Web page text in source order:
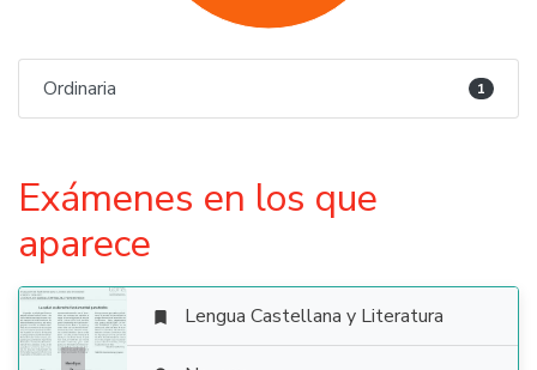
Ordinaria 1
Exámenes en los que
aparece
 Lengua Castellana y Literatura